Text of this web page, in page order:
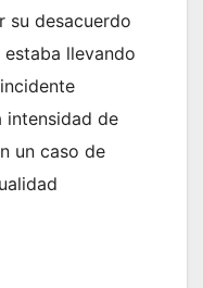
su desacuerdo
llevando
intensidad de
un caso de